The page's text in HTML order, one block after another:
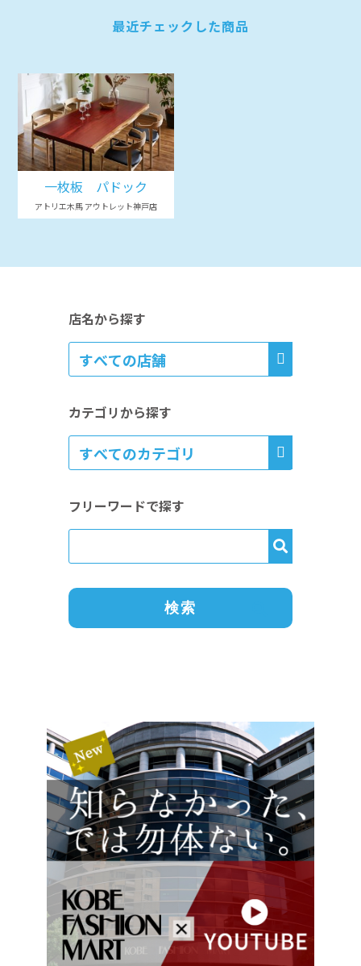
最近チェックした商品
一枚板 パドック
アトリエ木馬 アウトレット神戸店
店名から探す
カテゴリから探す
フリーワードで探す